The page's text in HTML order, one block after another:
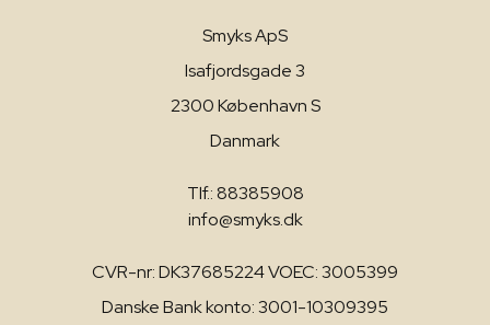
Smyks ApS
Isafjordsgade 3
2300 København S
Danmark
Tlf.: 88385908
info@smyks.dk
CVR-nr: DK37685224 VOEC: 3005399
Danske Bank konto: 3001-10309395